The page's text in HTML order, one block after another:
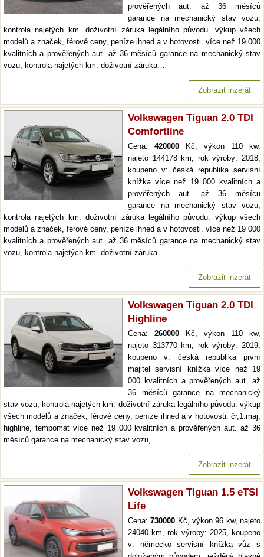
prověřených aut. až 36 měsíců
garance na mechanický stav vozu,
kontrola najetých km. doživotní záruka legálního původu. výkup všech
modelů a značek, férové ceny, peníze ihned a v hotovosti. více než 19 000
kvalitních a prověřených aut. až 36 měsíců garance na mechanický stav
vozu, kontrola najetých km. doživotní záruka…
Zobrazit inzerát
Volkswagen Tiguan 2.0 TDI
Comfortline
Cena: 420000 Kč, výkon 110 kw,
najeto 144178 km, rok výroby: 2018,
koupeno v: česká republika servisní
knížka více než 19 000 kvalitních a
prověřených aut. až 36 měsíců
garance na mechanický stav vozu,
kontrola najetých km. doživotní záruka legálního původu. výkup všech
modelů a značek, férové ceny, peníze ihned a v hotovosti. více než 19 000
kvalitních a prověřených aut. až 36 měsíců garance na mechanický stav
vozu, kontrola najetých km. doživotní záruka…
Zobrazit inzerát
Volkswagen Tiguan 2.0 TDI
Highline
Cena: 260000 Kč, výkon 110 kw,
najeto 313770 km, rok výroby: 2019,
koupeno v: česká republika první
majitel servisní knížka více než 19
000 kvalitních a prověřených aut. až
36 měsíců garance na mechanický
stav vozu, kontrola najetých km. doživotní záruka legálního původu. výkup
všech modelů a značek, férové ceny, peníze ihned a v hotovosti. čr,1.maj,
highline, tempomat více než 19 000 kvalitních a prověřených aut. až 36
měsíců garance na mechanický stav vozu,…
Zobrazit inzerát
Volkswagen Tiguan 1.5 eTSI
Life
Cena:730000 Kč, výkon 96 kw, najeto
24040 km, rok výroby: 2025, koupeno
v: německo servisní knížka vůz s